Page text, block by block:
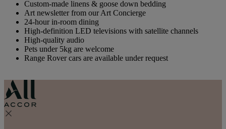
Custom-made linens & goose down bedding
Art newsletter from our Art Concierge
24-hour in-room dining
High-definition LED televisions with satellite channels
High-quality audio
Pets under 5kg are welcome
Range Rover cars are available under request